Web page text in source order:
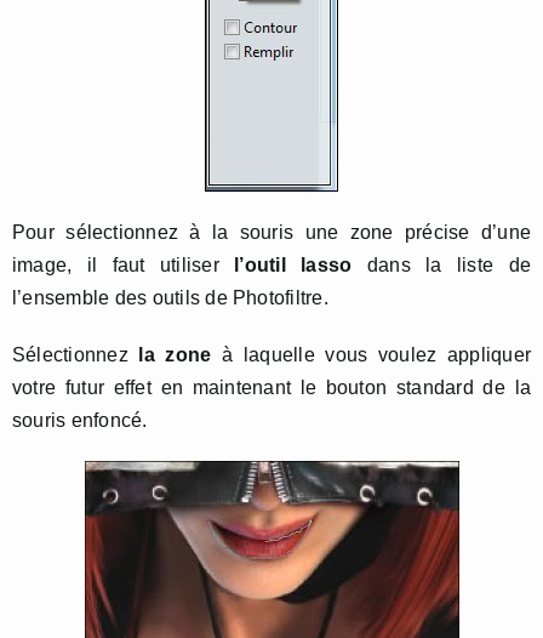
Pour sélectionnez à la souris une zone précise d’une
image, il faut utiliser
l’outil lasso dans la liste de
l’ensemble des outils de Photofiltre.
Sélectionnez la zoneà laquelle vous voulez appliquer
votre futur effet en maintenant le bouton standard de la
souris enfoncé.